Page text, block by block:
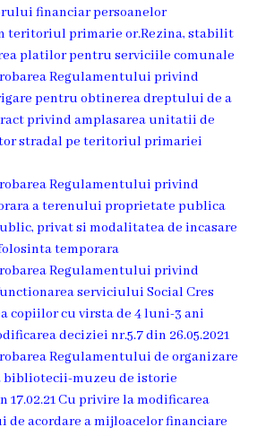
financiar persoanelor
teritoriul primarie or.Rezina, stabilit
platilor pentru serviciile comunale
Regulamentului privind
pentru obtinerea dreptului de a
privind amplasarea unitatii de
stradal pe teritoriul primariei
Regulamentului privind
a terenului proprietate publica
privat si modalitatea de incasare
temporara
Regulamentului privind
serviciului Social Cres
copiilor cu virsta de 4 luni-3 ani
deciziei nr.5.7 din 26.05.2021
Regulamentului de organizare
bibliotecii-muzeu de istorie
17.02.21 Cu privire la modificarea
de acordare a mijloacelor financiare